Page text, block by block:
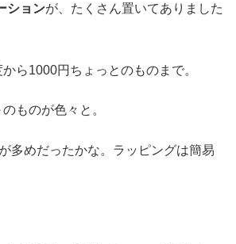
ションが、たくさん置いてありました
ら1000円ちょっとのものまで。
ものが色々と。
多めだったかな。ラッピングは簡易